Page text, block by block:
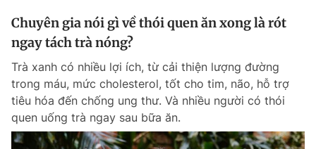
Chuyên gia nói gì về thói quen ăn xong là rót
ngay tách trà nóng?
Trà xanh có nhiều lợi ích, từ cải thiện lượng đường
trong máu, mức cholesterol, tốt cho tim, não, hỗ trợ
tiêu hóa đến chống ung thư. Và nhiều người có thói
quen uống trà ngay sau bữa ăn.